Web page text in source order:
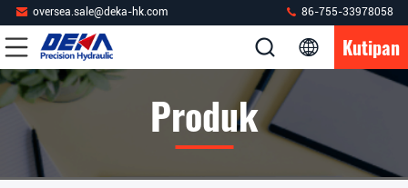
oversea.sale@deka-hk.com 86-755-33978058
Kutipan
Produk